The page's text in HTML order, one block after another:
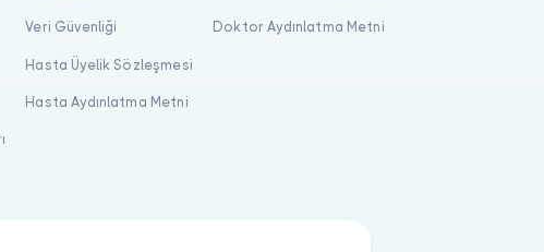
Veri Güvenliği
Hasta Üyelik Sözleşmesi
Hasta Aydınlatma Metni
Doktor Aydınlatma Metni